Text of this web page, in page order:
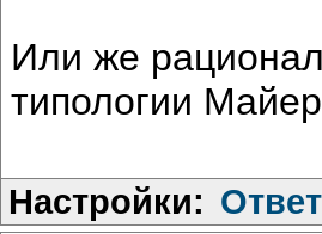
Или же
типологии
Настройки: